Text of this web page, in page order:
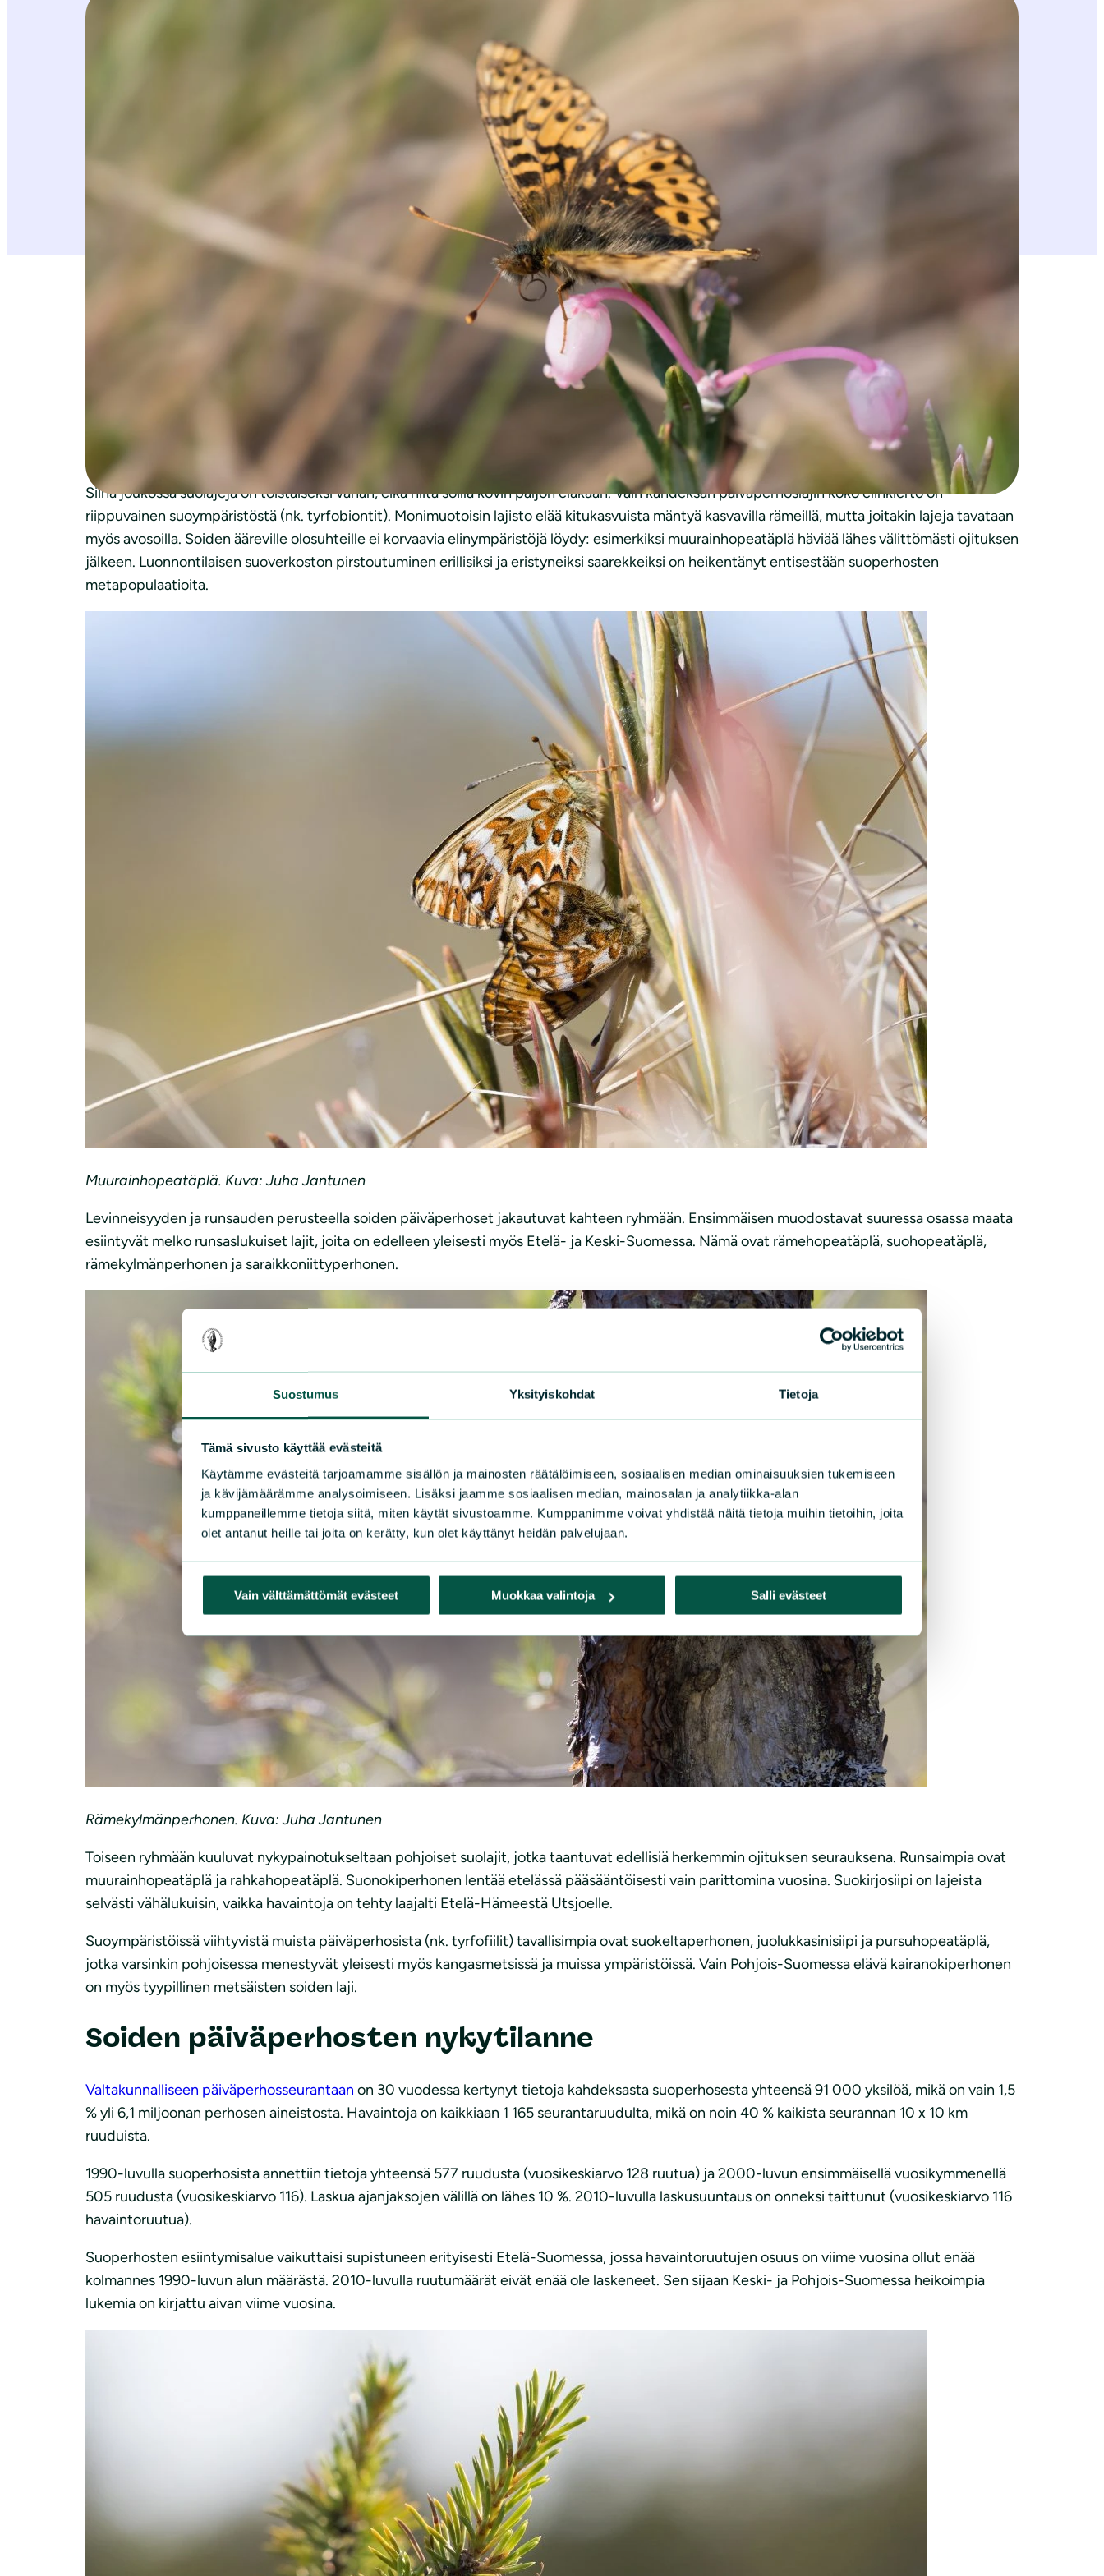
Suostumus Yksityiskohdat Tietoja
Tämä sivusto käyttää evästeitä
Käytämme evästeitä tarjoamamme sisällön ja mainosten räätälöimiseen, sosiaalisen median ominaisuuksien tukemiseen
ja kävijämäärämme analysoimiseen. Lisäksi jaamme sosiaalisen median, mainosalan ja analytiikka-alan
kumppaneillemme tietoja siitä, miten käytät sivustoamme. Kumppanimme voivat yhdistää näitä tietoja muihin tietoihin, joita
olet antanut heille tai joita on kerätty, kun olet käyttänyt heidän palvelujaan.
Vain välttämättömät evästeet Muokkaa valintoja Salli evästeet
Ojitukset ja ilmastonmuutos ajavat soiden päiväperhosia kovaa
vauhtia pohjoiseen
Suomesta tunnetaan noin 120 päiväperhoslajia. Ne sopivat hyvin ympäristön tilan seurantaan: lajien ekologia ja elintavat tunnetaan hyvin,
perhosia on suhteellisen helppo havainnoida ja ne reagoivat herkästi ympäristössä tapahtuviin muutoksiin. Vuonna 2019 jo lähes puolet
päiväperhoslajeistamme (41 %) arvioitiin uhanalaiseksi tai vähintään silmälläpidettäväksi.
Siinä joukossa suolajeja on toistaiseksi vähän, eikä niitä soilla kovin paljon eläkään. Vain kahdeksan päiväperhoslajin koko elinkierto on
riippuvainen suoympäristöstä (nk. tyrfobiontit). Monimuotoisin lajisto elää kitukasvuista mäntyä kasvavilla rämeillä, mutta joitakin lajeja tavataan
myös avosoilla. Soiden ääreville olosuhteille ei korvaavia elinympäristöjä löydy: esimerkiksi muurainhopeatäplä häviää lähes välittömästi ojituksen
jälkeen. Luonnontilaisen suoverkoston pirstoutuminen erillisiksi ja eristyneiksi saarekkeiksi on heikentänyt entisestään suoperhosten
metapopulaatioita.
Muurainhopeatäplä. Kuva: Juha Jantunen
Levinneisyyden ja runsauden perusteella soiden päiväperhoset jakautuvat kahteen ryhmään. Ensimmäisen muodostavat suuressa osassa maata
esiintyvät melko runsaslukuiset lajit, joita on edelleen yleisesti myös Etelä- ja Keski-Suomessa. Nämä ovat rämehopeatäplä, suohopeatäplä,
rämekylmänperhonen ja saraikkoniittyperhonen.
Rämekylmänperhonen. Kuva: Juha Jantunen
Toiseen ryhmään kuuluvat nykypainotukseltaan pohjoiset suolajit, jotka taantuvat edellisiä herkemmin ojituksen seurauksena. Runsaimpia ovat
muurainhopeatäplä ja rahkahopeatäplä. Suonokiperhonen lentää etelässä pääsääntöisesti vain parittomina vuosina. Suokirjosiipi on lajeista
selvästi vähälukuisin, vaikka havaintoja on tehty laajalti Etelä-Hämeestä Utsjoelle.
Suoympäristöissä viihtyvistä muista päiväperhosista (nk. tyrfofiilit) tavallisimpia ovat suokeltaperhonen, juolukkasinisiipi ja pursuhopeatäplä,
jotka varsinkin pohjoisessa menestyvät yleisesti myös kangasmetsissä ja muissa ympäristöissä. Vain Pohjois-Suomessa elävä kairanokiperhonen
on myös tyypillinen metsäisten soiden laji.
Soiden päiväperhosten nykytilanne
Valtakunnalliseen päiväperhosseurantaan on 30 vuodessa kertynyt tietoja kahdeksasta suoperhosesta yhteensä 91 000 yksilöä, mikä on vain 1,5
% yli 6,1 miljoonan perhosen aineistosta. Havaintoja on kaikkiaan 1 165 seurantaruudulta, mikä on noin 40 % kaikista seurannan 10 x 10 km
ruuduista.
1990-luvulla suoperhosista annettiin tietoja yhteensä 577 ruudusta (vuosikeskiarvo 128 ruutua) ja 2000-luvun ensimmäisellä vuosikymmenellä
505 ruudusta (vuosikeskiarvo 116). Laskua ajanjaksojen välillä on lähes 10 %. 2010-luvulla laskusuuntaus on onneksi taittunut (vuosikeskiarvo 116
havaintoruutua).
Suoperhosten esiintymisalue vaikuttaisi supistuneen erityisesti Etelä-Suomessa, jossa havaintoruutujen osuus on viime vuosina ollut enää
kolmannes 1990-luvun alun määrästä. 2010-luvulla ruutumäärät eivät enää ole laskeneet. Sen sijaan Keski- ja Pohjois-Suomessa heikoimpia
lukemia on kirjattu aivan viime vuosina.